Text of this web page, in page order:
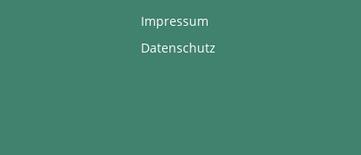
Impressum
Datenschutz